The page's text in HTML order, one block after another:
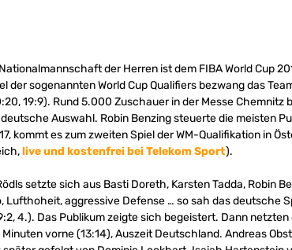
der Herren ist dem FIBA World Cup
der sogenannten World Cup Qualifiers bezwang das
19:9). Rund 5.000 Zuschauer in der Messe
Auswahl. Robin Benzing steuerte die meisten
kommt es zum zweiten Spiel der WM-Qualifikation in
live und kostenfrei bei Telekom Sport).
setzte sich aus Basti Doreth, Karsten Tadda, Robin
Lufthoheit, aggressive Defense … so sah das deutsche
4.). Das Publikum zeigte sich begeistert. Dann
vorne (13:14), Auszeit Deutschland. Andreas